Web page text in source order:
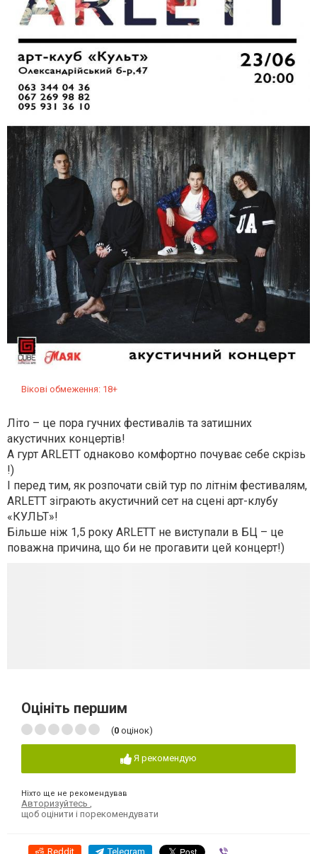
Вікові обмеження: 18+
Літо – це пора гучних фестивалів та затишних
акустичних концертів!
А гурт ARLETT однаково комфортно почуває себе скрізь
!)
І перед тим, як розпочати свій тур по літнім фестивалям,
ARLETT зіграють акустичний сет на сцені арт-клубу
«КУЛЬТ»!
Більше ніж 1,5 року ARLETT не виступали в БЦ – це
поважна причина, що би не прогавити цей концерт!)
Оцініть першим
(0 оцінок)
Я рекомендую
Ніхто ще не рекомендував
Авторизуйтесь
щоб оцінити і порекомендувати
Reddit Telegram